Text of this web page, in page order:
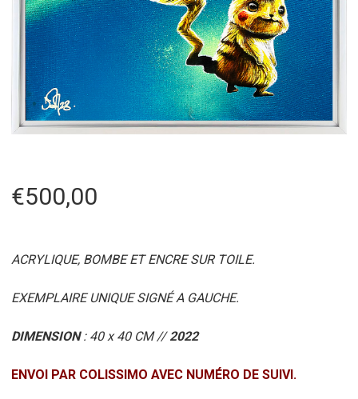
€500,00
ACRYLIQUE, BOMBE ET ENCRE SUR TOILE.
EXEMPLAIRE UNIQUE SIGNÉ A GAUCHE.
DIMENSION: 40 x 40 CM //2022
ENVOI PAR COLISSIMO AVEC NUMÉRO DE SUIVI.